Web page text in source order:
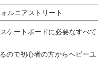
ルニアストリート
ケートボードに必要なすべて
ので初心者の方からヘビーユ